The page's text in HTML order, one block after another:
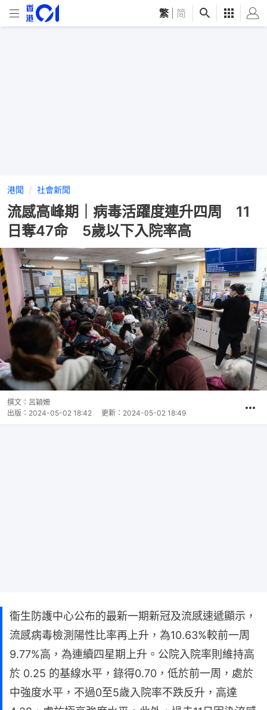
繁 简
港聞 社會新聞
流感高峰期｜病毒活躍度連升四周 11
日奪47命 5歲以下入院率高
撰文： 呂穎姍
出版： 2024-05-02 18:42 更新： 2024-05-02 18:49
衞生防護中心公布的最新一期新冠及流感速遞顯示，
流感病毒檢測陽性比率再上升，為10.63%較前一周
9.77%高，為連續四星期上升。公院入院率則維持高
於 0.25 的基線水平，錄得0.70，低於前一周，處於
中強度水平，不過0至5歲入院率不跌反升，高達